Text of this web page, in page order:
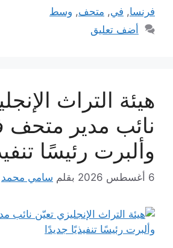
فرنسا, في, متحف, وسط
أضف تعليق
هيئة التراث
نائب مدير متحف
وألبرت رئيسًا
6 أغسطس 2026 بقلم سامي محمد